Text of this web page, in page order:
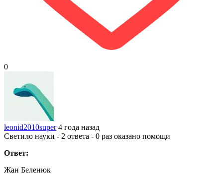
0
leonid2010super 4 года назад
Светило науки - 2 ответа - 0 раз оказано помощи
Ответ:
Жан Беленюк